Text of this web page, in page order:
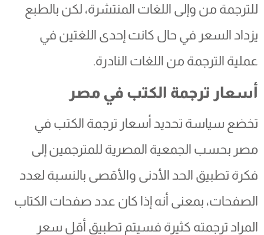
للترجمة من وإلى اللغات المنتشرة، لكن بالطبع
يزداد السعر في حال كانت إحدى اللغتين في
عملية الترجمة من اللغات النادرة.
أسعار ترجمة الكتب في مصر
تخضع سياسة تحديد أسعار ترجمة الكتب في
مصر بحسب الجمعية المصرية للمترجمين إلى
فكرة تطبيق الحد الأدنى والأقصى بالنسبة لعدد
الصفحات، بمعنى أنه إذا كان عدد صفحات الكتاب
المراد ترجمته كثيرة فسيتم تطبيق أقل سعر